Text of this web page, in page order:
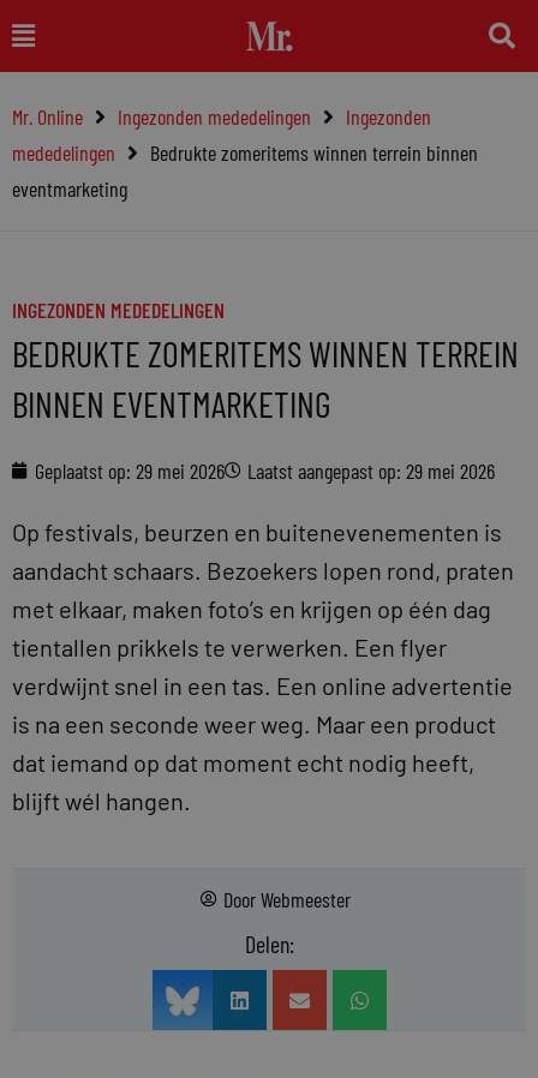
naar
inhoud
Main
Menu
Mr. Online Ingezonden mededelingen
Ingezonden
mededelingen
Bedrukte zomeritems winnen terrein binnen
eventmarketing
INGEZONDEN MEDEDELINGEN
BEDRUKTE ZOMERITEMS WINNEN TERREIN
BINNEN EVENTMARKETING
Geplaatst op: 29 mei 2026 Laatst aangepast op: 29 mei 2026
Op festivals, beurzen en buitenevenementen is
aandacht schaars. Bezoekers lopen rond, praten
met elkaar, maken foto’s en krijgen op één dag
tientallen prikkels te verwerken. Een flyer
verdwijnt snel in een tas. Een online advertentie
is na een seconde weer weg. Maar een product
dat iemand op dat moment echt nodig heeft,
blijft wél hangen.
DoorWebmeester
Delen: